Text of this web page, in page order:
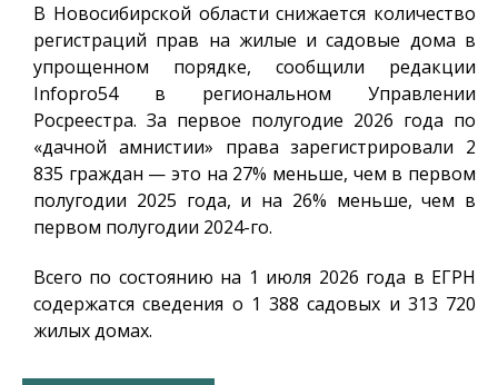
В Новосибирской области снижается количество
регистраций прав на жилые и садовые дома в
упрощенном порядке, сообщили редакции
Infopro54в региональном Управлении
Росреестра. За первое полугодие 2026 года по
«дачной амнистии» права зарегистрировали 2
835 граждан — это на 27% меньше, чем в первом
полугодии 2025 года, и на 26% меньше, чем в
первом полугодии 2024-го.
Всего по состоянию на 1 июля 2026 года в ЕГРН
содержатся сведения о 1 388 садовых и 313 720
жилых домах.